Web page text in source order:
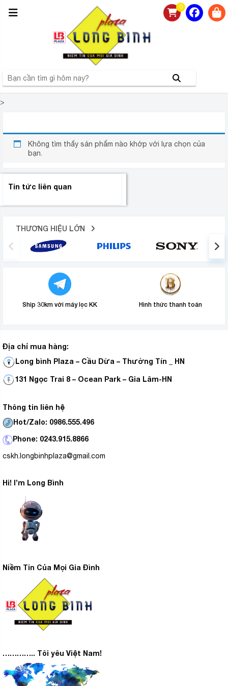
0
>
Không tìm thấy sản phẩm nào khớp với lựa chọn của
bạn.
Tin tức liên quan
THƯƠNG HIỆU LỚN
Ship 30km với máy lọc KK Hình thức thanh toán
Địa chỉ mua hàng:
Long bình Plaza – Cầu Dừa – Thường Tín _ HN
131 Ngọc Trai 8 – Ocean Park – Gia Lâm-HN
Thông tin liên hệ
Hot/Zalo: 0986.555.496
Phone: 0243.915.8866
cskh.longbinhplaza@gmail.com
Hi! I’m Long Bình
Niềm Tin Của Mọi Gia Đình
………….. Tôi yêu Việt Nam!